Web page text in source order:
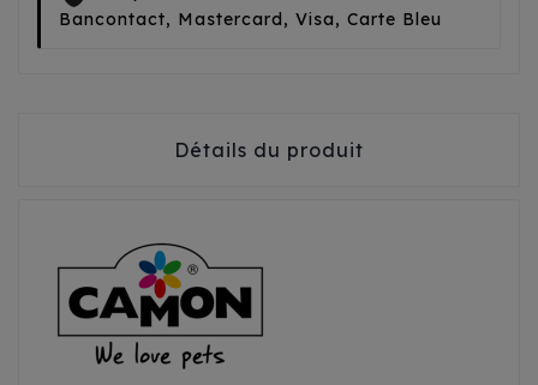
Bancontact, Mastercard, Visa, Carte Bleu
Détails du produit